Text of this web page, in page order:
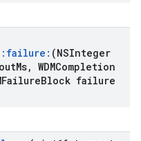
(NSInteger
Ms, WDMCompletion
Block failure